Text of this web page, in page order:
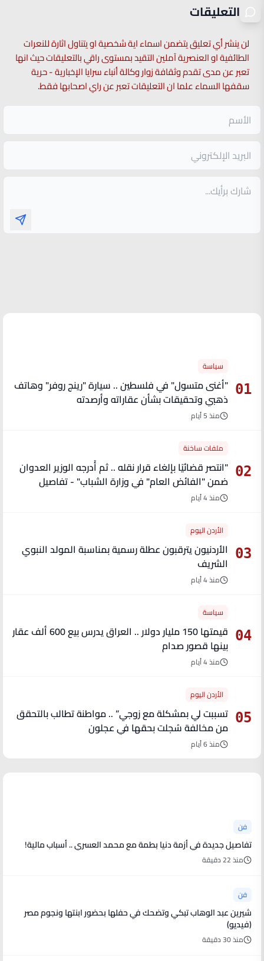
التعليقات
لن ينشر أي تعليق يتضمن اسماء اية شخصية او يتناول اثارة للنعرات
الطائفية او العنصرية آملين التقيد بمستوى راقي بالتعليقات حيث انها
تعبر عن مدى تقدم وثقافة زوار وكالة أنباء سرايا الإخبارية - حرية
سقفها السماء علما ان التعليقات تعبر عن راي اصحابها فقط.
01
سياسة
"أغنى متسول" في فلسطين .. سيارة "رينج روفر" وهاتف
ذهبي وتحقيقات بشأن عقاراته وأرصدته
منذ 5 أيام
02
ملفات ساخنة
"انتصر قضائيًا بإلغاء قرار نقله .. ثم أُدرجه الوزير العدوان
ضمن "الفائض العام" في وزارة الشباب" - تفاصيل
منذ 4 أيام
03
الأردن اليوم
الأردنيون يترقبون عطلة رسمية بمناسبة المولد النبوي
الشريف
منذ 4 أيام
04
سياسة
قيمتها 150 مليار دولار .. العراق يدرس بيع 600 ألف عقار
بينها قصور صدام
منذ 4 أيام
05
الأردن اليوم
تسببت لي بمشكلة مع زوجي” .. مواطنة تطالب بالتحقق
من مخالفة سُجلت بحقها في عجلون
منذ 6 أيام
فن
تفاصيل جديدة في أزمة دنيا بطمة مع محمد العسري .. أسباب مالية!
منذ 22 دقيقة
فن
شيرين عبد الوهاب تبكي وتضحك في حفلها بحضور ابنتها ونجوم مصر
(فيديو)
منذ 30 دقيقة